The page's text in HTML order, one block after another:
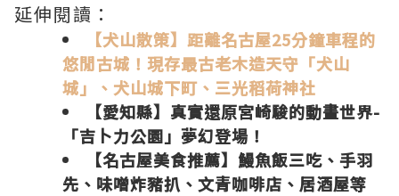
延伸閱讀：
【犬山散策】距離名古屋25分鐘車程的
悠閒古城！現存最古老木造天守「犬山
城」、犬山城下町、三光稻荷神社
【愛知縣】真實還原宮崎駿的動畫世界-
「吉卜力公園」夢幻登場！
【名古屋美食推薦】鰻魚飯三吃、手羽
先、味噌炸豬扒、文青咖啡店、居酒屋等